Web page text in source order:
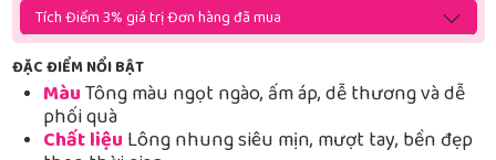
Tích Điểm 3% giá trị Đơn hàng đã mua
ĐẶC ĐIỂM NỔI BẬT
MàuTông màu ngọt ngào, ấm áp, dễ thương và dễ
phối quà
Chất liệu Lông nhung siêu mịn, mượt tay, bền đẹp